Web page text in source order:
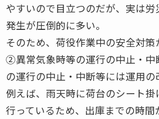
やすいので目立つのだが、実は
発生が圧倒的に多い。
そのため、荷役作業中の安全対策
②異常気象時等の運行の中止・
の運行の中止・中断等には運用の
例えば、雨天時に荷台のシート
行っているため、出庫までの時